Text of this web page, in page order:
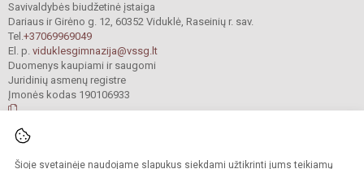
Šioje svetainėje naudojame slapukus siekdami užtikrinti jums teikiamų
Savivaldybės biudžetinė įstaiga
Dariaus ir Girėno g. 12, 60352 Viduklė, Raseinių r. sav.
Tel.+37069969049
El. p. viduklesgimnazija@vssg.lt
Duomenys kaupiami ir saugomi
Juridinių asmenų registre
Įmonės kodas 190106933
saugomos.